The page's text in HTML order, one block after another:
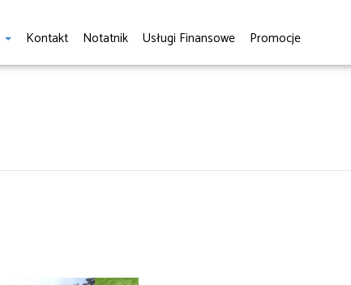
Kontakt Notatnik Usługi Finansowe Promocje